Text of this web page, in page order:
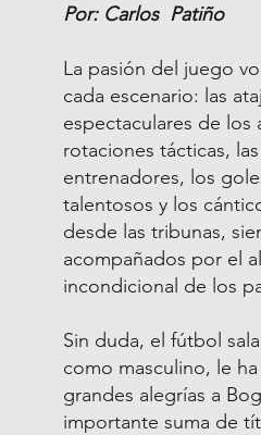
Por: Carlos Patiño
La pasión del juego
cada escenario: las
espectaculares de los
rotaciones tácticas,
entrenadores, los
talentosos y los
desde las tribunas,
acompañados por el
incondicional de los
Sin duda, el fútbol
como masculino, le
grandes alegrías a
importante suma de